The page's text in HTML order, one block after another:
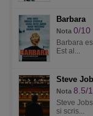
Barbara
Nota 0/10
Barbara
Est al...
Steve
Nota 8.5/
Steve
si scris...